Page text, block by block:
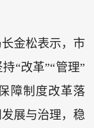
金松表示，市
“改革”“管理”
障制度改革落
展与治理，稳